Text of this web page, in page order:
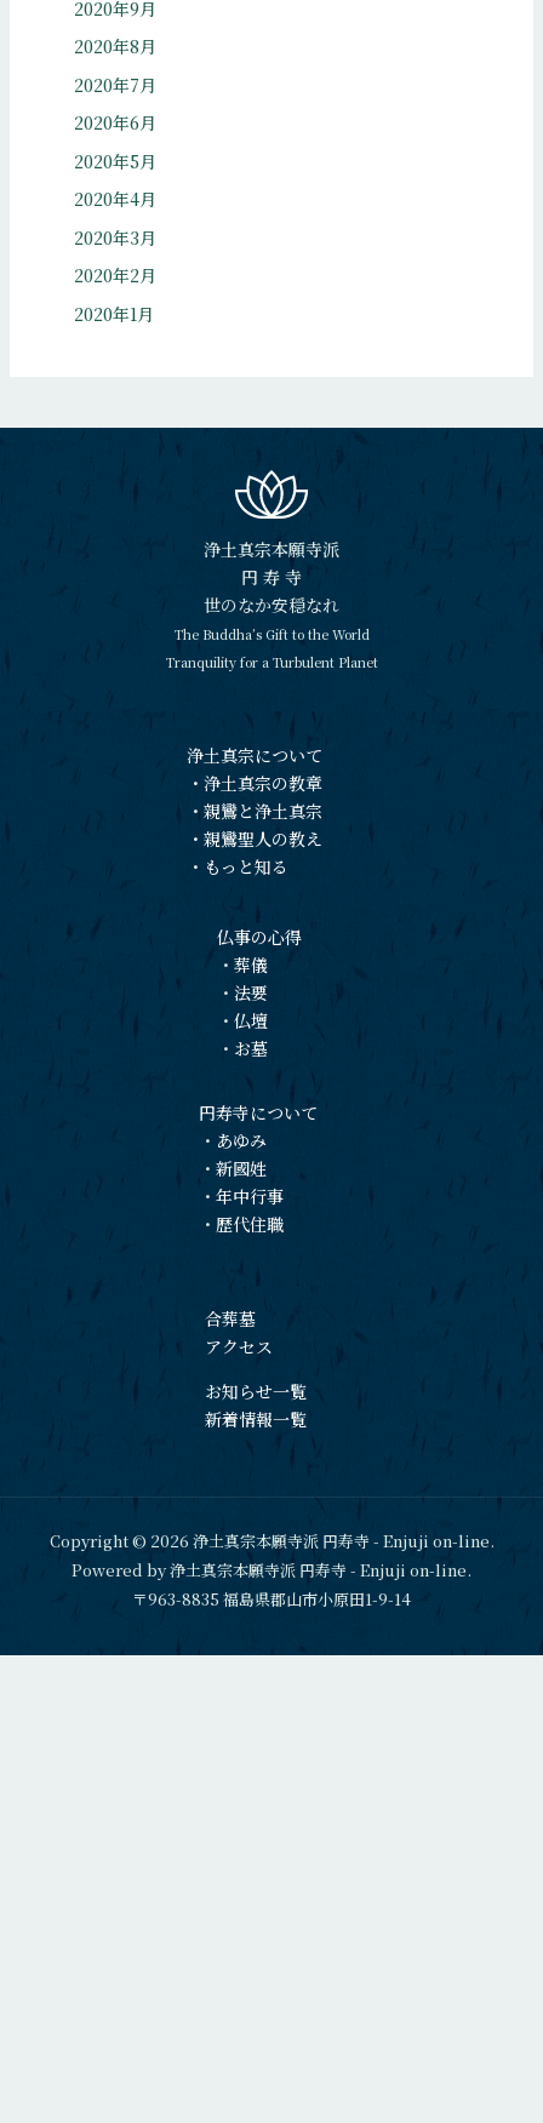
2020年9月
2020年8月
2020年7月
2020年6月
2020年5月
2020年4月
2020年3月
2020年2月
2020年1月
浄土真宗本願寺派
円 寿 寺
世のなか安穏なれ
The Buddha’s Gift to the World
Tranquility for a Turbulent Planet
浄土真宗について
・浄土真宗の教章
・親鸞と浄土真宗
・親鸞聖人の教え
・ もっと知る
仏事の心得
・葬儀
・法要
・仏壇
・ お墓
円寿寺について
・ あゆみ
・新國姓
・年中行事
・ 歴代住職
合葬墓
アクセス
お知らせ一覧
新着情報一覧
Copyright © 2026 浄土真宗本願寺派 円寿寺 - Enjuji on-line.
Powered by 浄土真宗本願寺派 円寿寺 - Enjuji on-line.
〒963-8835 福島県郡山市小原田1-9-14